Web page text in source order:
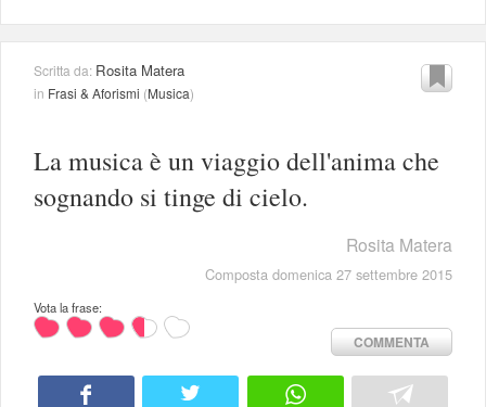
Scritta da: Rosita Matera
in Frasi & Aforismi (Musica)
La musica è un viaggio dell'anima che
sognando si tinge di cielo.
Rosita Matera
Composta domenica 27 settembre 2015
Vota la frase:
COMMENTA